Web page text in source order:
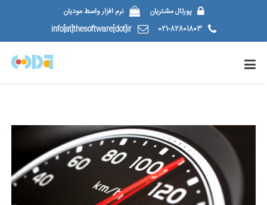
پورتال مشتریان
نرم افزار واسط مودیان
021-82801803
info[at]thesoftware[dot]ir